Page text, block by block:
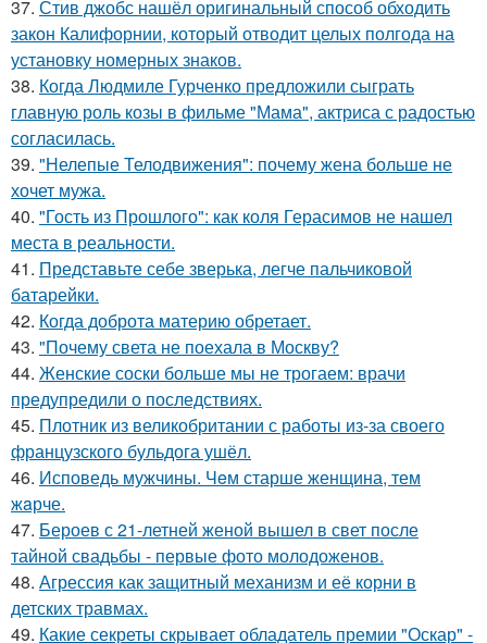
37. Стив джобс нашёл оригинальный способ обходить
закон Калифорнии, который отводит целых полгода на
установку номерных знаков.
38. Когда Людмиле Гурченко предложили сыграть
главную роль козы в фильме "Мама", актриса с радостью
согласилась.
39. "Нелепые Телодвижения": почему жена больше не
хочет мужа.
40. "Гость из Прошлого": как коля Герасимов не нашел
места в реальности.
41. Представьте себе зверька, легче пальчиковой
батарейки.
42. Когда доброта материю обретает.
43. "Почему света не поехала в Москву?
44. Женские соски больше мы не трогаем: врачи
предупредили о последствиях.
45. Плотник из великобритании с работы из-за своего
французского бульдога ушёл.
46. Исповедь мужчины. Чeм старше женщина, тем
жaрче.
47. Бероев с 21-летней женой вышел в свет после
тайной свадьбы - первые фото молодоженов.
48. Агрессия как защитный механизм и её корни в
детских травмах.
49. Какие секреты скрывает обладатель премии "Оскар" -